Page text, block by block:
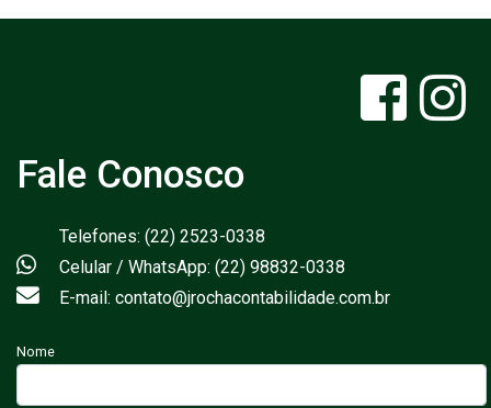
Fale Conosco
Telefones: (22) 2523-0338
Celular / WhatsApp: (22) 98832-0338
E-mail: contato@jrochacontabilidade.com.br
Nome